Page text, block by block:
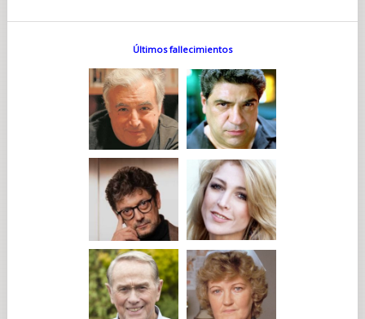
Últimos fallecimientos